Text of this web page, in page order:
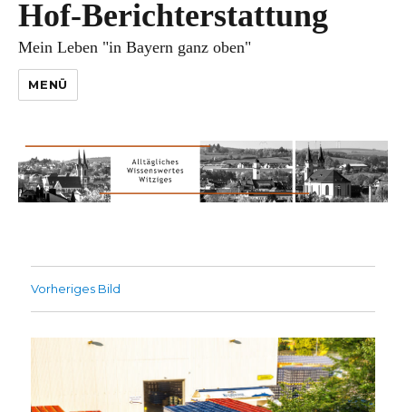
Hof-Berichterstattung
Mein Leben "in Bayern ganz oben"
MENÜ
Vorheriges Bild